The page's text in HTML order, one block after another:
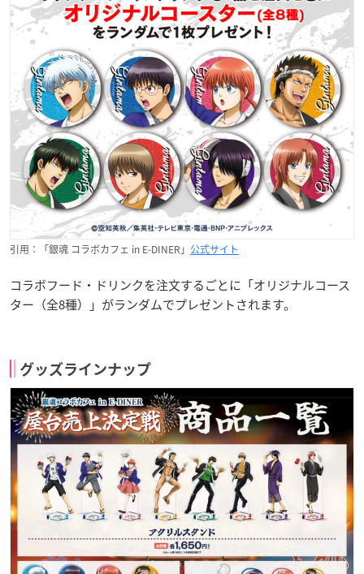
引用：「銀魂 コラボカフェ in E-DINER」 公式サイト
コラボフード・ドリンクを注文するごとに「オリジナルコース
ター（全8種）」がランダムでプレゼントされます。
グッズラインナップ